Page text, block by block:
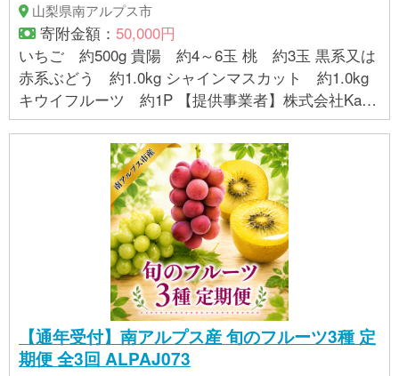
山梨県南アルプス市
寄附金額： 50,000円
いちご 約500g 貴陽 約4～6玉 桃 約3玉 黒系又は
赤系ぶどう 約1.0kg シャインマスカット 約1.0kg
キウイフルーツ 約1P 【提供事業者】株式会社Kater
ial
【通年受付】南アルプス産 旬のフルーツ3種 定
期便 全3回 ALPAJ073